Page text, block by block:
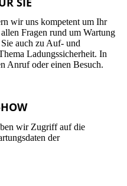
wir uns kompetent um Ihr
Fragen rund um Wartung
auch zu Auf- und
Ladungssicherheit. In
Anruf oder einen Besuch.
wir Zugriff auf die
der